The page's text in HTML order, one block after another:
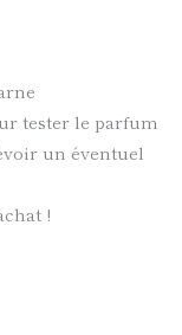
tester le parfum
un éventuel
!